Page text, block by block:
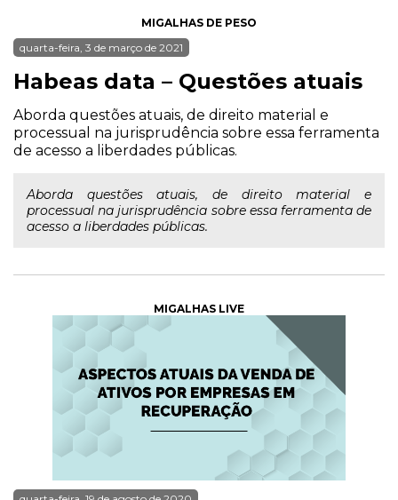
MIGALHAS DE PESO
quarta-feira, 3 de março de 2021
Habeas data – Questões atuais
Aborda questões atuais, de direito material e
processual na jurisprudência sobre essa ferramenta
de acesso a liberdades públicas.
Aborda questões atuais, de direito material e
processual na jurisprudência sobre essa ferramenta de
acesso a liberdades públicas.
MIGALHAS LIVE